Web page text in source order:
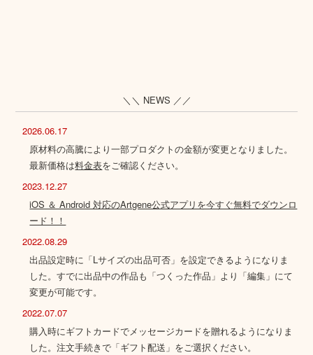
＼＼ NEWS ／／
2026.06.17
原材料の高騰により一部プロダクトの金額が変更となりました。
最新価格は料金表をご確認ください。
2023.12.27
iOS ＆ Android 対応のArtgene公式アプリを今すぐ無料でダウンロ
ード！！
2022.08.29
出品設定時に「Lサイズの出品可否」を設定できるようになりま
した。すでに出品中の作品も「つくった作品」より「編集」にて
変更が可能です。
2022.07.07
購入時にギフトカードでメッセージカードを贈れるようになりま
した。注文手続きで「ギフト配送」をご選択ください。